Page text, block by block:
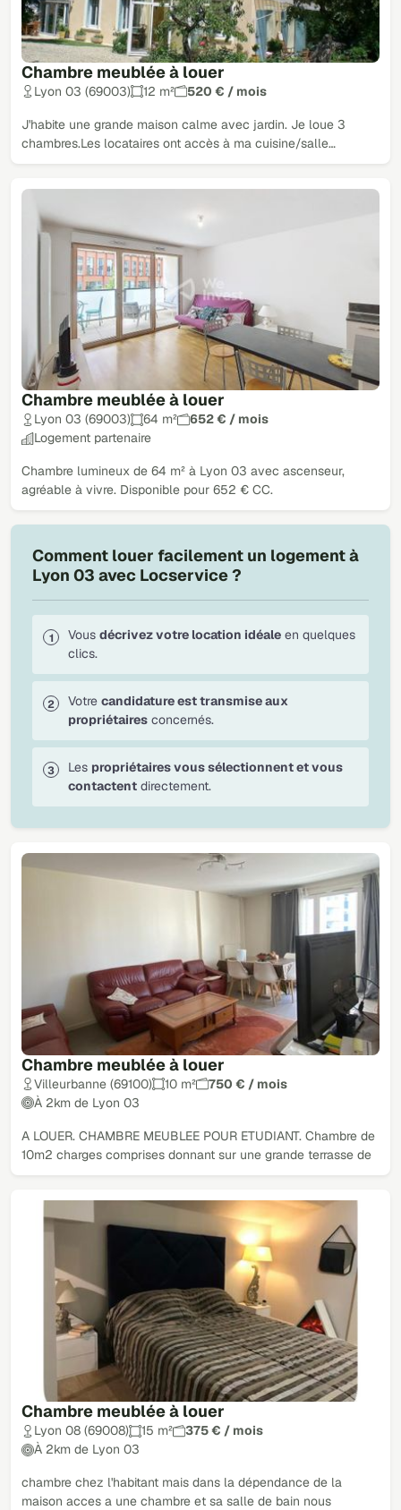
Chambre meublée à louer
Lyon 03 (69003) 12 m² 520 € / mois
J'habite une grande maison calme avec jardin. Je loue 3
chambres.Les locataires ont accès à ma cuisine/salle…
Chambre meublée à louer
Lyon 03 (69003) 64 m²
652 € / mois
Logement partenaire
Chambre lumineux de 64 m² à Lyon 03 avec ascenseur,
agréable à vivre. Disponible pour 652 € CC.
Chambre meublée à louer
Villeurbanne (69100) 10 m²
750 € / mois
À 2km de Lyon 03
A LOUER. CHAMBRE MEUBLEE POUR ETUDIANT. Chambre de
10m2 charges comprises donnant sur une grande terrasse de
Chambre meublée à louer
Lyon 08 (69008) 15 m²
375 € / mois
À 2km de Lyon 03
chambre chez l'habitant mais dans la dépendance de la
maison acces a une chambre et sa salle de bain nous
Comment louer facilement un logement à
Lyon 03 avec Locservice ?
Vous décrivez votre location idéale en quelques
clics.
Votre candidature est transmise aux
propriétaires concernés.
Les propriétaires vous sélectionnent et vous
contactent directement.